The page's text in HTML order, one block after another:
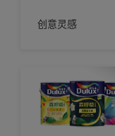
创意灵感